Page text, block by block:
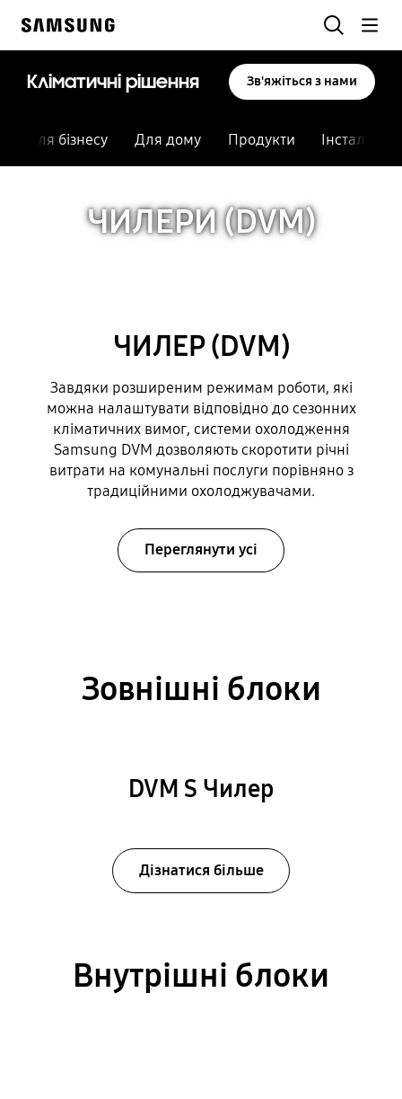
Кліматичні рішення Зв'яжіться з нами
Для бізнесу Для дому Продукти Інсталяція
ЧИЛЕРИ (DVM)
ЧИЛЕР (DVM)
Завдяки розширеним режимам роботи, які
можна налаштувати відповідно до сезонних
кліматичних вимог, системи охолодження
Samsung DVM дозволяють скоротити річні
витрати на комунальні послуги порівняно з
традиційними охолоджувачами.
Переглянути усі
Зовнішні блоки
DVM S Чилер
Дізнатися більше
Внутрішні блоки